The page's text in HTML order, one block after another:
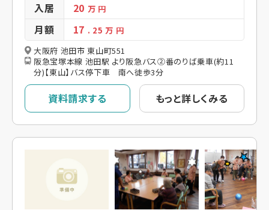
入居 20万 円
月額 17 . 25万 円
大阪府 池田市 東山町551
阪急宝塚本線 池田駅 より阪急バス②番のりば乗車(約11
分)【東山】バス停下車 南へ徒歩3分
資料請求する もっと詳しくみる